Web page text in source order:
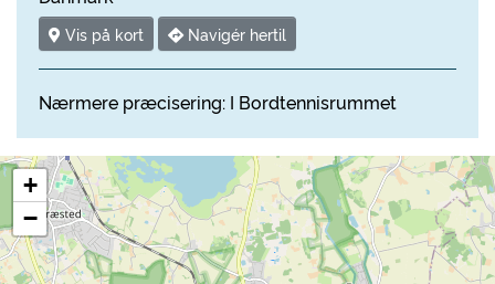
Vis på kort Navigér hertil
Nærmere præcisering: I Bordtennisrummet
+
−